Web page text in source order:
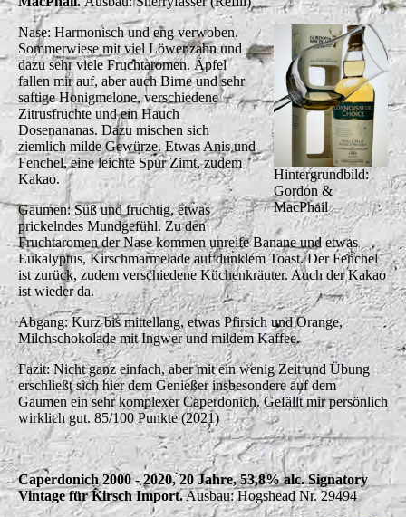
Hintergrundbild:
Gordon &
MacPhail
Nase: Harmonisch und eng verwoben.
Sommerwiese mit viel Löwenzahn und
dazu sehr viele Fruchtaromen. Äpfel
fallen mir auf, aber auch Birne und sehr
saftige Honigmelone, verschiedene
Zitrusfrüchte und ein Hauch
Dosenananas. Dazu mischen sich
ziemlich milde Gewürze. Etwas Anis und
Fenchel, eine leichte Spur Zimt, zudem
Kakao.
Gaumen: Süß und fruchtig, etwas
prickelndes Mundgefühl. Zu den
Fruchtaromen der Nase kommen unreife Banane und etwas
Eukalyptus, Kirschmarmelade auf dunklem Toast. Der Fenchel
ist zurück, zudem verschiedene Küchenkräuter. Auch der Kakao
ist wieder da.
Abgang: Kurz bis mittellang, etwas Pfirsich und Orange,
Milchschokolade mit Ingwer und mildem Kaffee.
Fazit: Nicht ganz einfach, aber mit ein wenig Zeit und Übung
erschließt sich hier dem Genießer insbesondere auf dem
Gaumen ein sehr komplexer Caperdonich. Gefällt mir persönlich
wirklich gut. 85/100 Punkte (2021)
Caperdonich 2000 - 2020, 20 Jahre, 53,8% alc. Signatory
Vintage für Kirsch Import.Ausbau: Hogshead Nr. 29494